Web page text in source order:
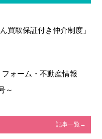
買取保証付き仲介制度」
ォーム・不動産情報
～
記事一覧→